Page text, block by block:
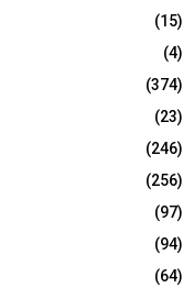
(15)
(4)
(374)
(23)
(246)
(256)
(97)
(94)
(64)